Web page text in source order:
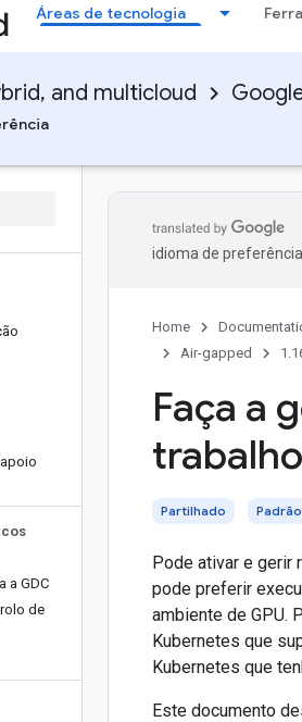
Áreas de tecnologia
and multicloud
a GDC
de
idioma de
Home
Air-gapped
Faça a
Partilhado Padrão
Pode ativar e gerir
pode preferir
ambiente de GPU.
Kubernetes que
Kubernetes que
Este documento